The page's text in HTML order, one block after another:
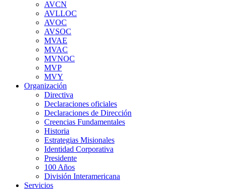
AVCN
AVLLOC
AVOC
AVSOC
MVAE
MVAC
MVNOC
MVP
MVY
Organización
Directiva
Declaraciones oficiales
Declaraciones de Dirección
Creencias Fundamentales
Historia
Estrategias Misionales
Identidad Corporativa
Presidente
100 Años
División Interamericana
Servicios